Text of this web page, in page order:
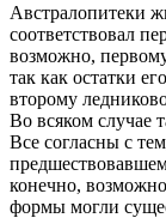
Австралопитеки
соответствовал
возможно,
так как остатки
второму
Во всяком случае
Все согласны с
конечно,
формы могли